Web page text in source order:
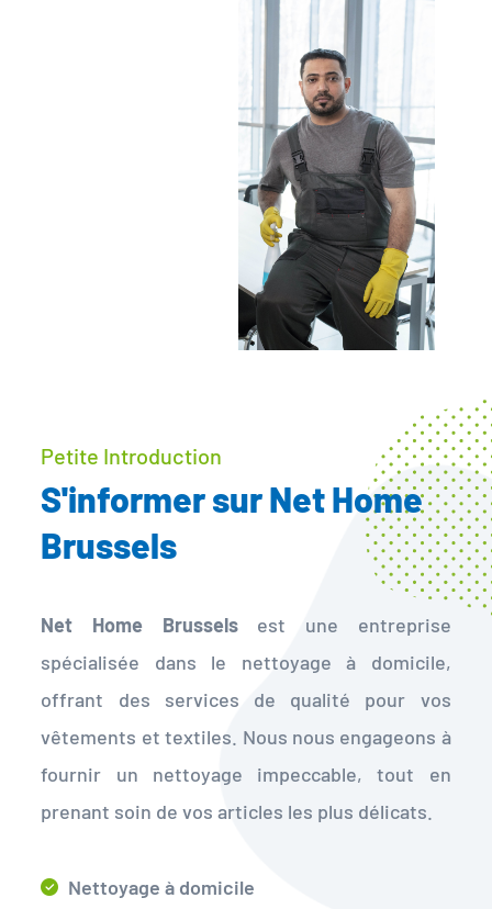
Petite Introduction
S'informer sur Net Home
Brussels
Net Home Brusselsest une entreprise
spécialisée dans le nettoyage à domicile,
offrant des services de qualité pour vos
vêtements et textiles. Nous nous engageons à
fournir un nettoyage impeccable, tout en
prenant soin de vos articles les plus délicats.
Nettoyage à domicile